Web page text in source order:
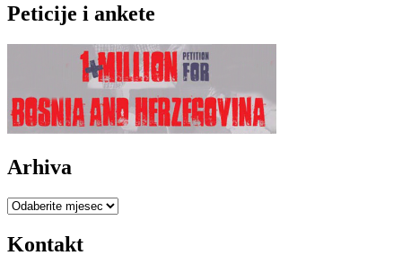
Peticije i ankete
Arhiva
Arhiva
Kontakt